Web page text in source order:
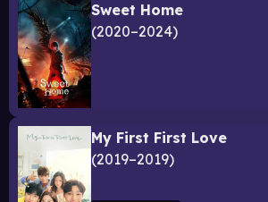
Sweet Home
2020–2024
My First First Love
2019–2019